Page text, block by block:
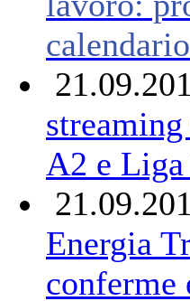
A2 e Liga
Energia
conferme